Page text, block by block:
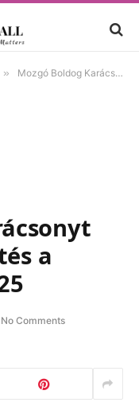
» Mozgó Boldog Karácsonyt Gif Ingyenes letöltés a kívánságokkal 2025
a
No Comments